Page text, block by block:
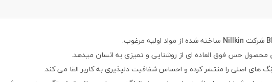
شرکت Nillkin ساخته شده از مواد اولیه مرغوب.
محصول حس فوق العاده ای از روشنایی و تمیزی به انسان میدهد.
اصلی را منتشر کرده و احساس شفافیت دلپذیری به کاربر القا می کند.